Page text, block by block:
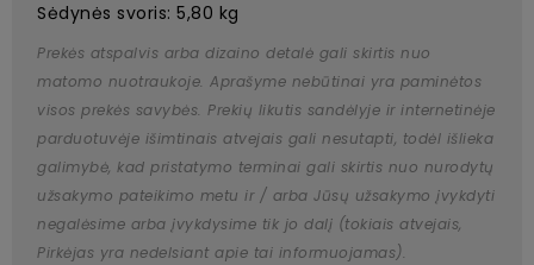
Sėdynės svoris: 5,80 kg
Prekės atspalvis arba dizaino detalė gali skirtis nuo
matomo nuotraukoje. Aprašyme nebūtinai yra paminėtos
visos prekės savybės. Prekių likutis sandėlyje ir internetinėje
parduotuvėje išimtinais atvejais gali nesutapti, todėl išlieka
galimybė, kad pristatymo terminai gali skirtis nuo nurodytų
užsakymo pateikimo metu ir / arba Jūsų užsakymo įvykdyti
negalėsime arba įvykdysime tik jo dalį (tokiais atvejais,
Pirkėjas yra nedelsiant apie tai informuojamas).